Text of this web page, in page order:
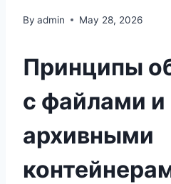
By admin May 28, 2026
Принципы
с файлами и
архивными